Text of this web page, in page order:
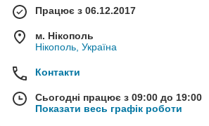
Працює з 06.12.2017
м. Нікополь
Нікополь, Україна
Контакти
Сьогодні працює з 09:00 до 19:00
Показати весь графік роботи